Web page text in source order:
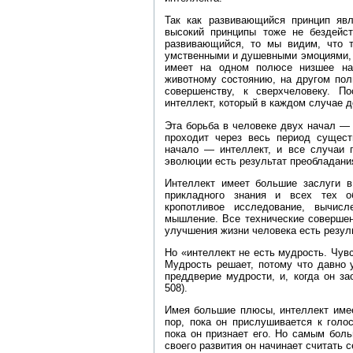
Так как развивающийся принцип
высокий принципы тоже не
развивающийся, то мы видим, что
умственными и душевными эмоциями,
имеет на одном полюсе низшее
животному состоянию, на другом
совершенству, к сверхчеловеку.
интеллект, который в каждом случае
Эта борьба в человеке двух
проходит через весь период
начало — интеллект, и все случаи
эволюции есть результат
Интеллект имеет большие заслуги
прикладного знания и всех тех
кропотливое исследование,
мышление. Все технические
улучшения жизни человека есть
Но «интеллект не есть мудрость.
Мудрость решает, потому что давно
преддверие мудрости, и, когда он
508).
Имея большие плюсы, интеллект
пор, пока он прислушивается к
пока он признает его. Но самым
своего развития он начинает